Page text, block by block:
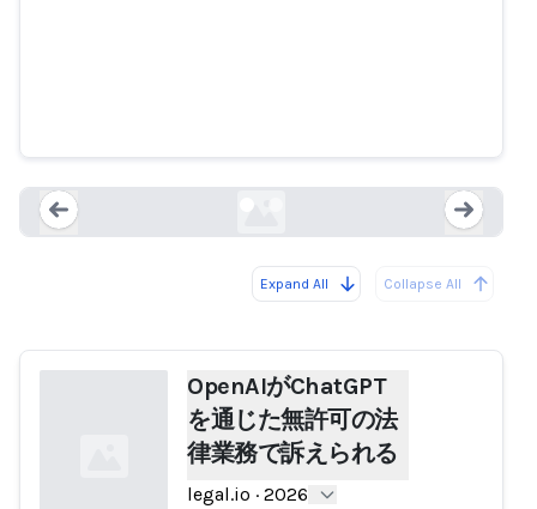
Expand All Collapse All
OpenAIがChatGPT
を通じた無許可の法
律業務で訴えられる
legal.io · 2026